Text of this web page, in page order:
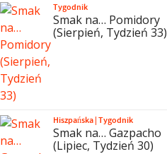
Tygodnik
Smak na… Pomidory
(Sierpień, Tydzień 33)
Hiszpańska|Tygodnik
Smak na… Gazpacho
(Lipiec, Tydzień 30)